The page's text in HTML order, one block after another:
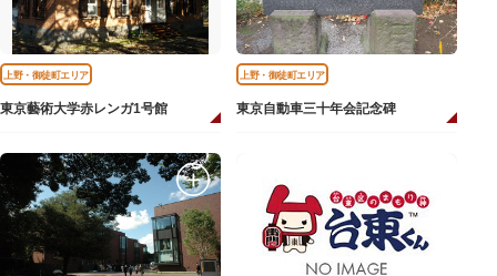
上野・御徒町エリア
東京藝術大学赤レンガ1号館
上野・御徒町エリア
東京自動車三十年会記念碑